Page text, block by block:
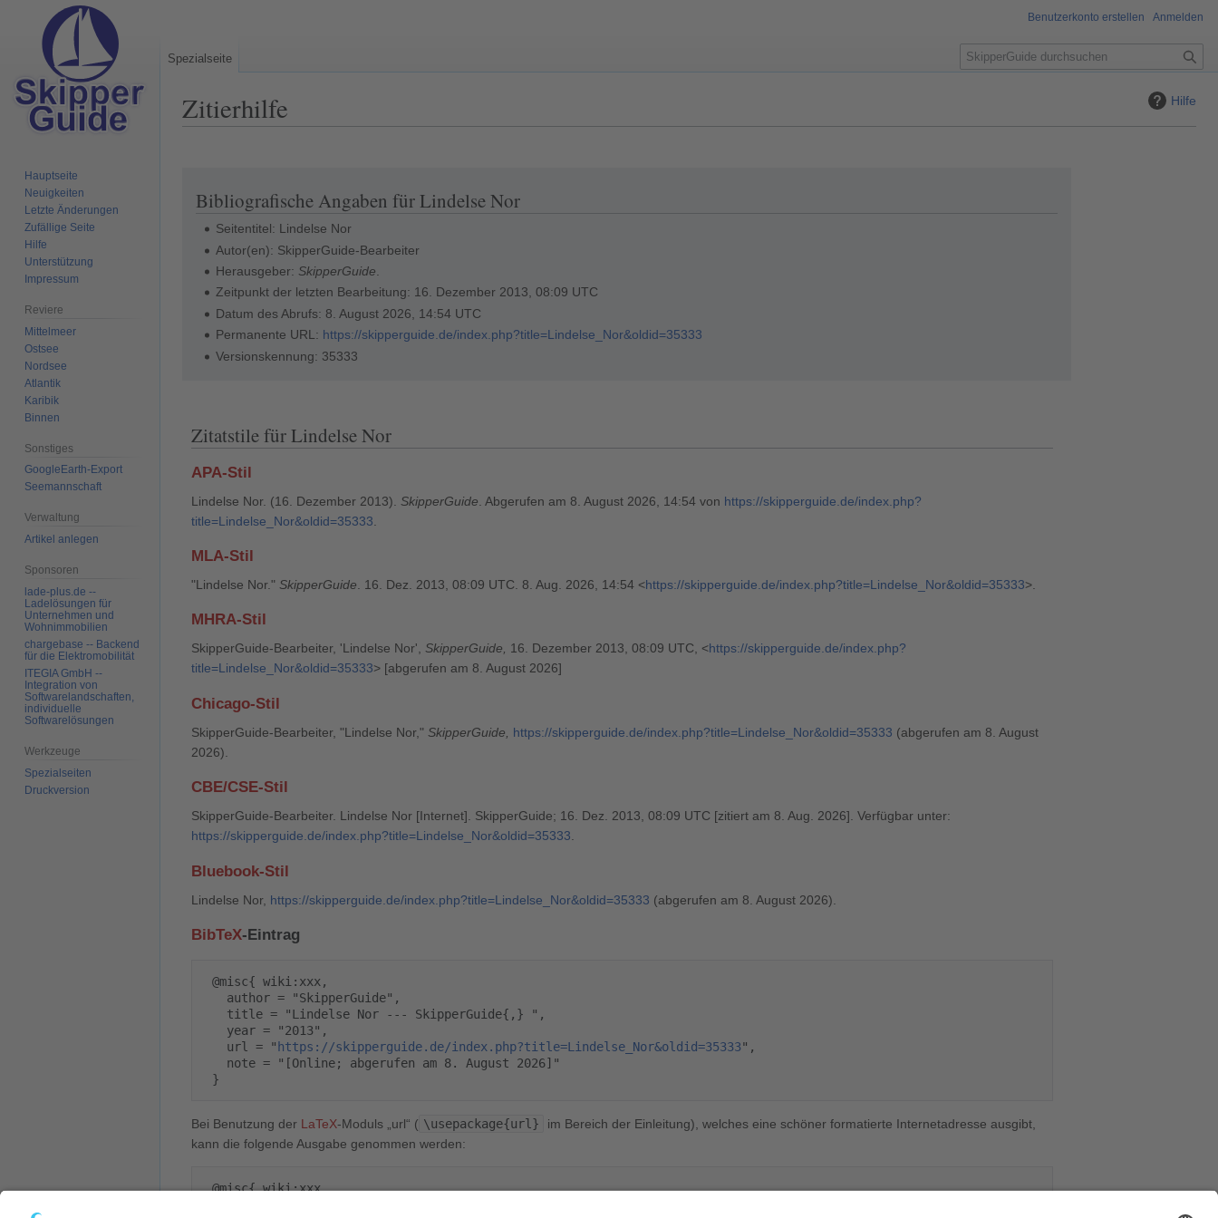
Hilfe
Zitierhilfe
Navigation
Suche
Bibliografische Angaben für Lindelse Nor
Seitentitel: Lindelse Nor
Autor(en): SkipperGuide-Bearbeiter
Herausgeber: SkipperGuide
Zeitpunkt der letzten Bearbeitung: 16. Dezember 2013, 08:09 UTC
Datum des Abrufs: 8. August 2026, 14:54 UTC
Permanente URL: https://skipperguide.de/index.php?title=Lindelse_Nor&oldid=35333
Versionskennung: 35333
Zitatstile für Lindelse Nor
APA-Stil
Lindelse Nor. (16. Dezember 2013). SkipperGuide . Abgerufen am 8. August 2026, 14:54 von https://skipperguide.de/index.php?
title=Lindelse_Nor&oldid=35333
MLA-Stil
"Lindelse Nor." SkipperGuide . 16. Dez. 2013, 08:09 UTC. 8. Aug. 2026, 14:54 <https://skipperguide.de/index.php?title=Lindelse_Nor&oldid=35333>.
MHRA-Stil
SkipperGuide-Bearbeiter, 'Lindelse Nor', SkipperGuide, 16. Dezember 2013, 08:09 UTC, <https://skipperguide.de/index.php?
title=Lindelse_Nor&oldid=35333> [abgerufen am 8. August 2026]
Chicago-Stil
SkipperGuide-Bearbeiter, "Lindelse Nor," SkipperGuide, https://skipperguide.de/index.php?title=Lindelse_Nor&oldid=35333 (abgerufen am 8. August
2026).
CBE/CSE-Stil
SkipperGuide-Bearbeiter. Lindelse Nor [Internet]. SkipperGuide; 16. Dez. 2013, 08:09 UTC [zitiert am 8. Aug. 2026]. Verfügbar unter:
https://skipperguide.de/index.php?title=Lindelse_Nor&oldid=35333
Bluebook-Stil
Lindelse Nor, https://skipperguide.de/index.php?title=Lindelse_Nor&oldid=35333 (abgerufen am 8. August 2026).
BibTeX-Eintrag
   url = "
https://skipperguide.de/index.php?title=Lindelse_Nor&oldid=35333",
Bei Benutzung der LaTeX-Moduls „url“ ( \usepackage{url}
im Bereich der Einleitung), welches eine schöner formatierte Internetadresse ausgibt,
kann die folgende Ausgabe genommen werden:
@misc{ wiki:xxx,
Benutzerkonto erstellen Anmelden
Spezialseite
S
u
e
Hauptseite
Neuigkeiten
Letzte Änderungen
Zufällige Seite
Hilfe
Unterstützung
Impressum
Reviere
Mittelmeer
Ostsee
Nordsee
Atlantik
Karibik
Binnen
Sonstiges
GoogleEarth-Export
Seemannschaft
Verwaltung
Artikel anlegen
Sponsoren
lade-plus.de --
Ladelösungen für
Unternehmen und
Wohnimmobilien
chargebase -- Backend
für die Elektromobilität
ITEGIA GmbH --
Integration von
Softwarelandschaften,
individuelle
Softwarelösungen
Werkzeuge
Spezialseiten
Druckversion